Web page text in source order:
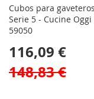
Cubos para gaveteros
Serie 5 - Cucine Oggi
59050
116,09 €
148,83 €